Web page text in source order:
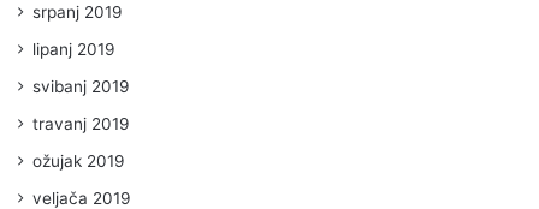
srpanj 2019
lipanj 2019
svibanj 2019
travanj 2019
ožujak 2019
veljača 2019